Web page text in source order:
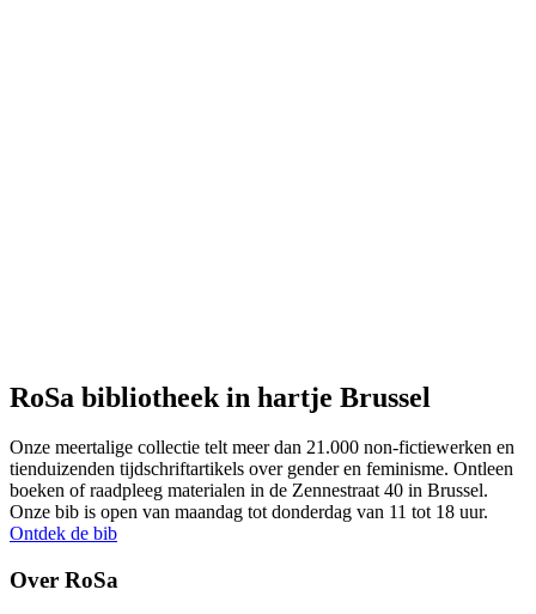
RoSa bibliotheek in hartje Brussel
Onze meertalige collectie telt meer dan 21.000 non-fictiewerken en
tienduizenden tijdschriftartikels over gender en feminisme. Ontleen
boeken of raadpleeg materialen in de Zennestraat 40 in Brussel.
Onze bib is open van maandag tot donderdag van 11 tot 18 uur.
Ontdek de bib
Over RoSa